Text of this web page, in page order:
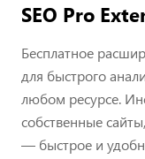
SEO Pro
Бесплатное
для быстрого
любом ресурсе.
собственные
— быстрое и